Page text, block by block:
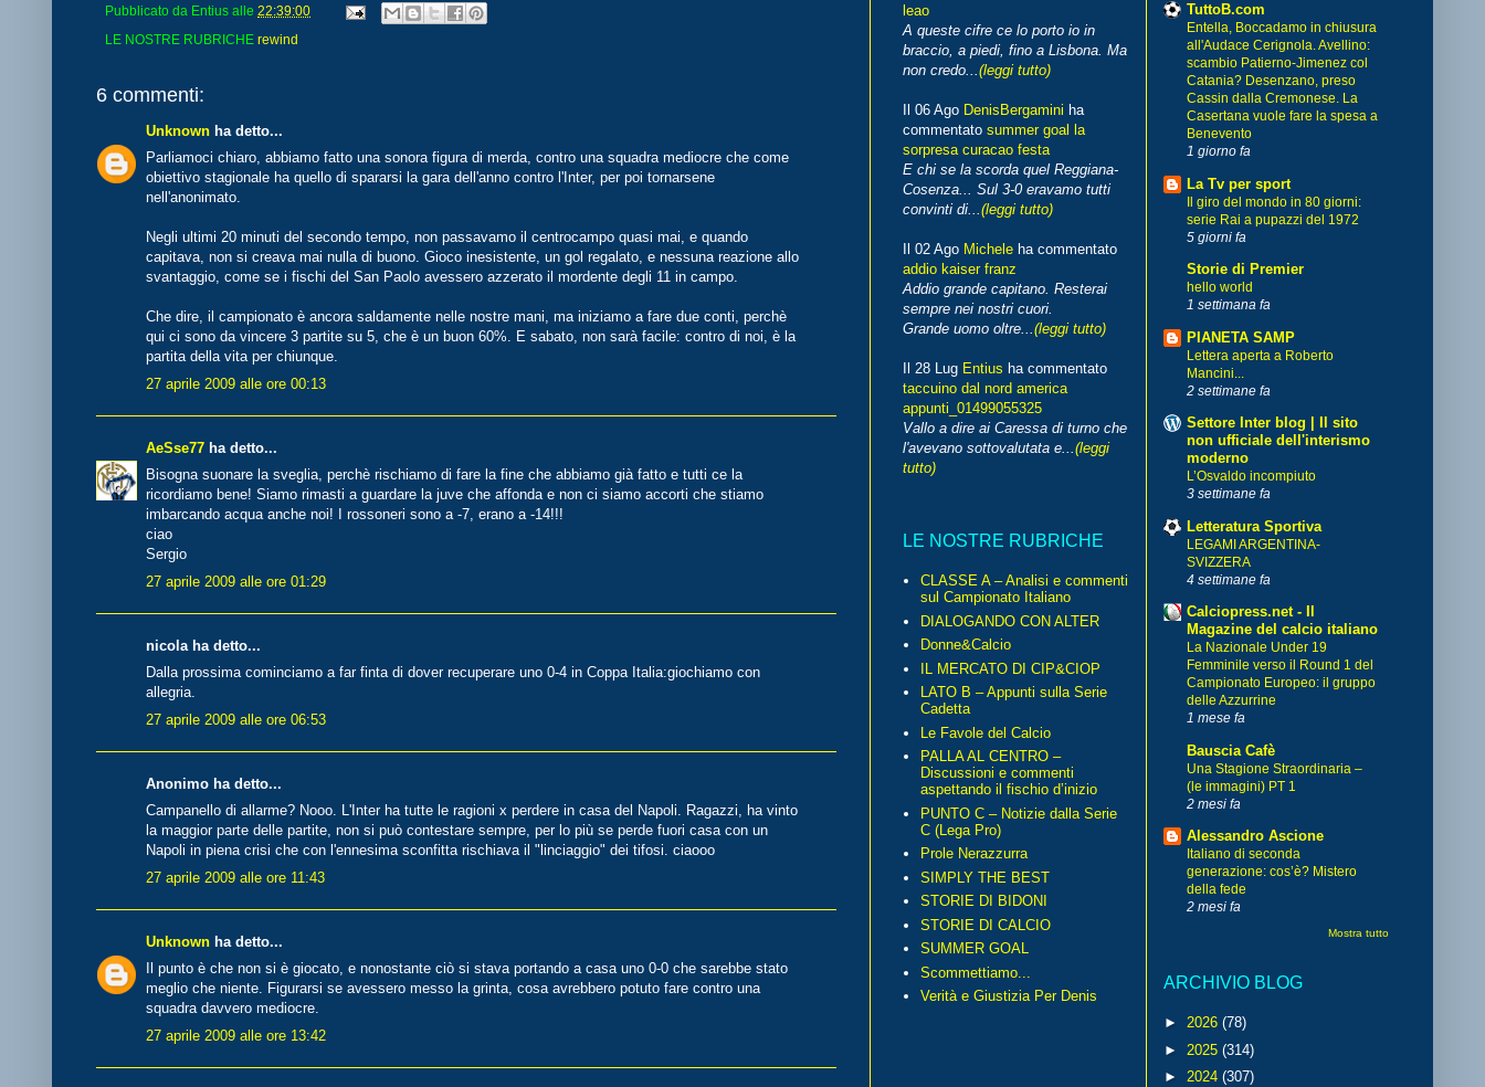
Pubblicato da Entius alle 22:39:00
LE NOSTRE RUBRICHE rewind
6 commenti:
Unknown ha detto...
Parliamoci chiaro, abbiamo fatto una sonora figura di merda, contro una squadra mediocre che come
obiettivo stagionale ha quello di spararsi la gara dell'anno contro l'Inter, per poi tornarsene
nell'anonimato.
Negli ultimi 20 minuti del secondo tempo, non passavamo il centrocampo quasi mai, e quando
capitava, non si creava mai nulla di buono. Gioco inesistente, un gol regalato, e nessuna reazione allo
svantaggio, come se i fischi del San Paolo avessero azzerato il mordente degli 11 in campo.
Che dire, il campionato è ancora saldamente nelle nostre mani, ma iniziamo a fare due conti, perchè
qui ci sono da vincere 3 partite su 5, che è un buon 60%. E sabato, non sarà facile: contro di noi, è la
partita della vita per chiunque.
27 aprile 2009 alle ore 00:13
AeSse77 ha detto...
Bisogna suonare la sveglia, perchè rischiamo di fare la fine che abbiamo già fatto e tutti ce la
ricordiamo bene! Siamo rimasti a guardare la juve che affonda e non ci siamo accorti che stiamo
imbarcando acqua anche noi! I rossoneri sono a -7, erano a -14!!!
ciao
Sergio
27 aprile 2009 alle ore 01:29
nicola ha detto...
Dalla prossima cominciamo a far finta di dover recuperare uno 0-4 in Coppa Italia:giochiamo con
allegria.
27 aprile 2009 alle ore 06:53
Anonimo ha detto...
Campanello di allarme? Nooo. L'Inter ha tutte le ragioni x perdere in casa del Napoli. Ragazzi, ha vinto
la maggior parte delle partite, non si può contestare sempre, per lo più se perde fuori casa con un
Napoli in piena crisi che con l'ennesima sconfitta rischiava il "linciaggio" dei tifosi. ciaooo
27 aprile 2009 alle ore 11:43
Unknown ha detto...
Il punto è che non si è giocato, e nonostante ciò si stava portando a casa uno 0-0 che sarebbe stato
meglio che niente. Figurarsi se avessero messo la grinta, cosa avrebbero potuto fare contro una
squadra davvero mediocre.
27 aprile 2009 alle ore 13:42
leao
A queste cifre ce lo porto io in
braccio, a piedi, fino a Lisbona. Ma
non credo... (leggi tutto)
Il 06 Ago DenisBergamini ha
commentato summer goal la
sorpresa curacao festa
E chi se la scorda quel Reggiana-
Cosenza... Sul 3-0 eravamo tutti
convinti di... (leggi tutto)
Il 02 Ago Michele ha commentato
addio kaiser franz
Addio grande capitano. Resterai
sempre nei nostri cuori.
Grande uomo oltre... (leggi tutto)
Il 28 Lug Entius ha commentato
taccuino dal nord america
appunti_01499055325
Vallo a dire ai Caressa di turno che
l'avevano sottovalutata e... (leggi
tutto)
LE NOSTRE RUBRICHE
CLASSE A – Analisi e commenti
sul Campionato Italiano
DIALOGANDO CON ALTER
Donne&Calcio
IL MERCATO DI CIP&CIOP
LATO B – Appunti sulla Serie
Cadetta
Le Favole del Calcio
PALLA AL CENTRO –
Discussioni e commenti
aspettando il fischio d’inizio
PUNTO C – Notizie dalla Serie
C (Lega Pro)
Prole Nerazzurra
SIMPLY THE BEST
STORIE DI BIDONI
STORIE DI CALCIO
SUMMER GOAL
Scommettiamo...
Verità e Giustizia Per Denis
TuttoB.com
Entella, Boccadamo in chiusura
all'Audace Cerignola. Avellino:
scambio Patierno-Jimenez col
Catania? Desenzano, preso
Cassin dalla Cremonese. La
Casertana vuole fare la spesa a
Benevento
1 giorno fa
La Tv per sport
Il giro del mondo in 80 giorni:
serie Rai a pupazzi del 1972
5 giorni fa
Storie di Premier
hello world
1 settimana fa
PIANETA SAMP
Lettera aperta a Roberto
Mancini...
2 settimane fa
Settore Inter blog | Il sito
non ufficiale dell'interismo
moderno
L’Osvaldo incompiuto
3 settimane fa
Letteratura Sportiva
LEGAMI ARGENTINA-
SVIZZERA
4 settimane fa
Calciopress.net - Il
Magazine del calcio italiano
La Nazionale Under 19
Femminile verso il Round 1 del
Campionato Europeo: il gruppo
delle Azzurrine
1 mese fa
Bauscia Cafè
Una Stagione Straordinaria –
(le immagini) PT 1
2 mesi fa
Alessandro Ascione
Italiano di seconda
generazione: cos’è? Mistero
della fede
2 mesi fa
Mostra tutto
ARCHIVIO BLOG
► 2026 (78)
► 2025 (314)
► 2024 (307)